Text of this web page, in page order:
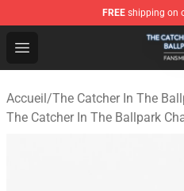
FREE shipping on
Open menu
The Catcher In The
Accueil/The Catcher In The
The Catcher In The Ballpark